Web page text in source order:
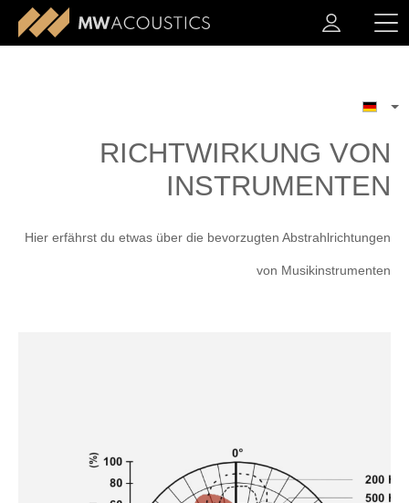
RICHTWIRKUNG VON
INSTRUMENTEN
Hier erfährst du etwas über die bevorzugten Abstrahlrichtungen
von Musikinstrumenten